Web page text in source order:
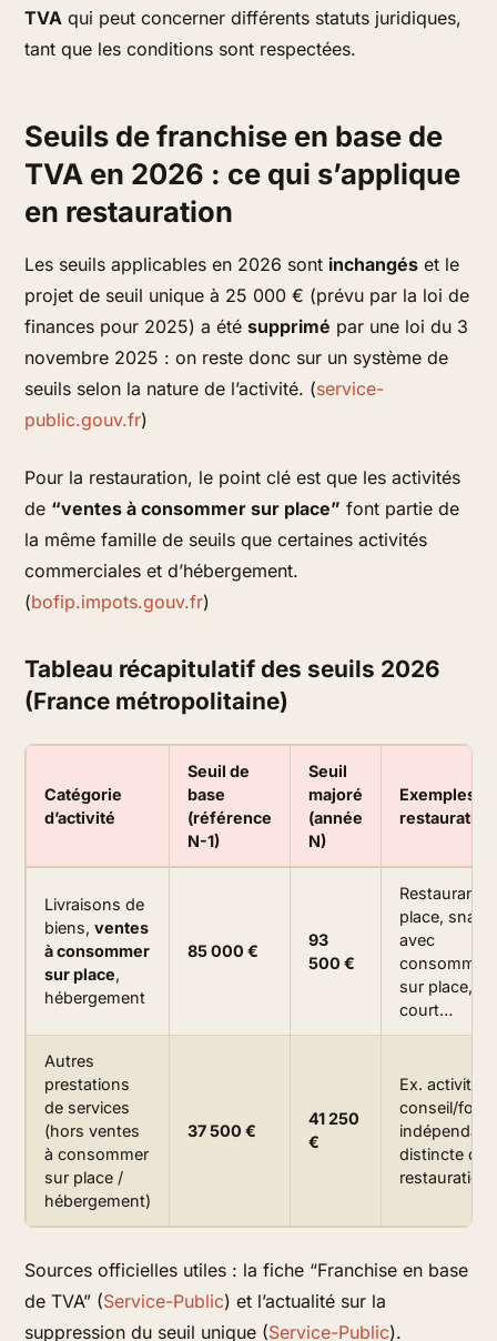
TVA qui peut concerner différents statuts juridiques,
tant que les conditions sont respectées.
Seuils de franchise en base de
TVA en 2026 : ce qui s’applique
en restauration
Les seuils applicables en 2026 sont inchangés et le
projet de seuil unique à 25 000 € (prévu par la loi de
finances pour 2025) a étésupprimé par une loi du 3
novembre 2025 : on reste donc sur un système de
seuils selon la nature de l’activité. (service-
public.gouv.fr)
Pour la restauration, le point clé est que les activités
de “ventes à consommer sur place” font partie de
la même famille de seuils que certaines activités
commerciales et d’hébergement.
(bofip.impots.gouv.fr)
Tableau récapitulatif des seuils 2026
(France métropolitaine)
Catégorie
d’activité
Seuil de
base
(référence
N-1)
Seuil
majoré
(année
N)
Exemples
restauration
Livraisons de
biens,ventes
à consommer
sur place,
hébergement
85 000 €
93
500 €
Restaurant
place,
avec
sur place,
court…
Autres
prestations
de services
(hors ventes
à consommer
sur place /
hébergement)
37 500 €
41 250
€
Ex. activité
conseil/
distincte de
restauration
Sources officielles utiles : la fiche “Franchise en base
de TVA” (Service-Public) et l’actualité sur la
suppression du seuil unique (Service-Public).